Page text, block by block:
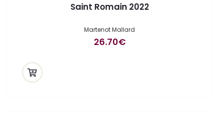
Saint Romain 2022
Martenot Mallard
26.70€